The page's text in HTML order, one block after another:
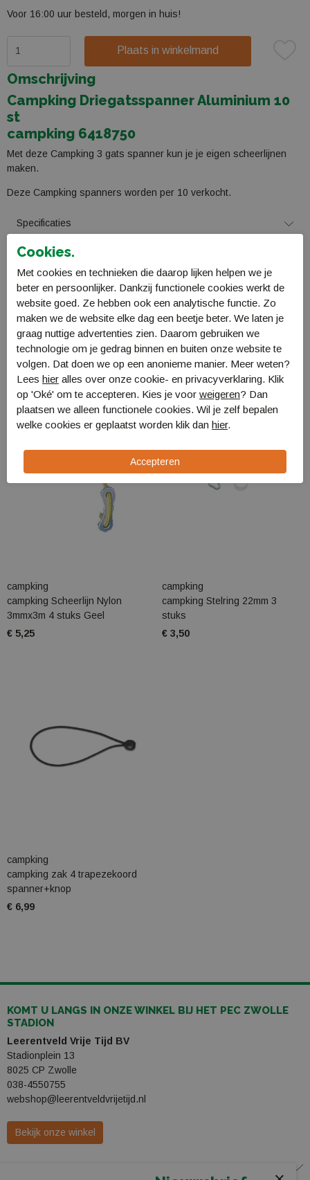
Voor 16:00 uur besteld, morgen in huis!
Plaats in winkelmand
Omschrijving
Campking Driegatsspanner Aluminium 10
st
campking 6418750
Met deze Campking 3 gats spanner kun je je eigen scheerlijnen
maken.
Deze Campking spanners worden per 10 verkocht.
Specificaties
Bestellen en Betalen
Verzending en levering
Retourneren
Gerelateerde producten
campking
campking Scheerlijn Nylon
3mmx3m 4 stuks Geel
€ 5,25
campking
campking Stelring 22mm 3
stuks
€ 3,50
campking
campking zak 4 trapezekoord
spanner+knop
€ 6,99
KOMT U LANGS IN ONZE WINKEL BIJ HET PEC ZWOLLE
STADION
Leerentveld Vrije Tijd BV
Stadionplein 13
8025 CP Zwolle
038-4550755
webshop@leerentveldvrijetijd.nl
Bekijk onze winkel
Cookies.
Met cookies en technieken die daarop lijken helpen we je
beter en persoonlijker. Dankzij functionele cookies werkt de
website goed. Ze hebben ook een analytische functie. Zo
maken we de website elke dag een beetje beter. We laten je
graag nuttige advertenties zien. Daarom gebruiken we
technologie om je gedrag binnen en buiten onze website te
volgen. Dat doen we op een anonieme manier. Meer weten?
Lees hier alles over onze cookie- en privacyverklaring. Klik
op 'Oké' om te accepteren. Kies je voor weigeren? Dan
plaatsen we alleen functionele cookies. Wil je zelf bepalen
welke cookies er geplaatst worden klik dan hier.